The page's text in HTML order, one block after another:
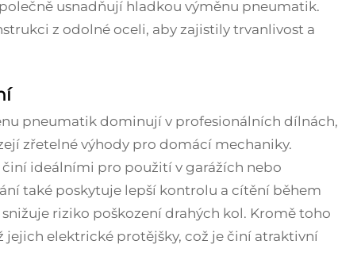
usnadňují hladkou výměnu pneumatik.
z odolné oceli, aby zajistily trvanlivost a
pneumatik dominují v profesionálních dílnách,
zřetelné výhody pro domácí mechaniky.
ideálními pro použití v garážích nebo
také poskytuje lepší kontrolu a cítění během
riziko poškození drahých kol. Kromě toho
jejich elektrické protějšky, což je činí atraktivní